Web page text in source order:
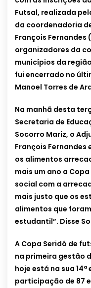
Futsal, realizada
da coordenadoria
François Fernandes
organizadores da
municípios da
fui encerrado no
Manoel Torres de
Na manhã desta
Secretaria de
Socorro Mariz, o
François Fernandes
os alimentos
mais um ano a
social com a
mais justo que os
alimentos que
estudantil”. Disse
A Copa Seridó de
na primeira gestão
hoje está na sua
participação de 87